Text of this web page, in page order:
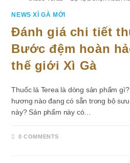
NEWS XÌ GÀ MỚI
Đánh giá chi tiết
Bước đệm hoàn
thế giới Xì Gà
Thuốc lá Terea là dòng sản phẩm
hương nào đang có sẵn trong bộ
này? Sản phẩm này có…
0 COMMENTS